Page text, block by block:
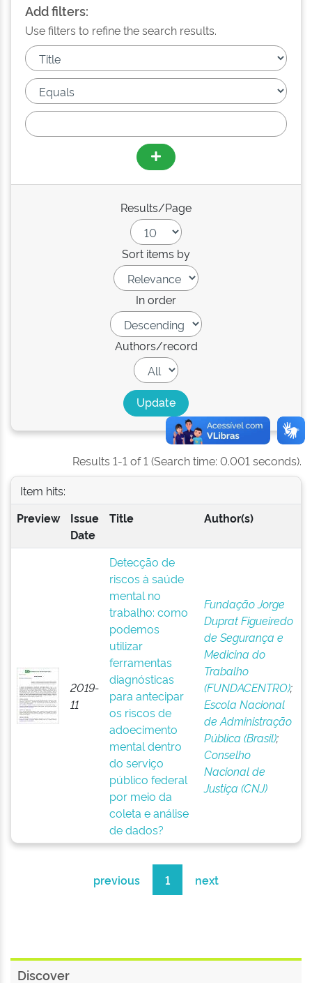
Add filters:
Use filters to refine the search results.
Results/Page
Sort items by
In order
Authors/record
Results 1-1 of 1 (Search time: 0.001 seconds).
Item hits:
Preview
Issue
Date
Title Author(s)
2019-
11
Detecção de
riscos à saúde
mental no
trabalho: como
podemos
utilizar
ferramentas
diagnósticas
para antecipar
os riscos de
adoecimento
mental dentro
do serviço
público federal
por meio da
coleta e análise
de dados?
Fundação Jorge
Duprat Figueiredo
de Segurança e
Medicina do
Trabalho
(FUNDACENTRO);
Escola Nacional
de Administração
Pública (Brasil);
Conselho
Nacional de
Justiça (CNJ)
previous 1 next
Discover